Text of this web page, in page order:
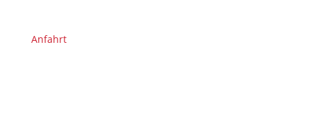
Anfahrt